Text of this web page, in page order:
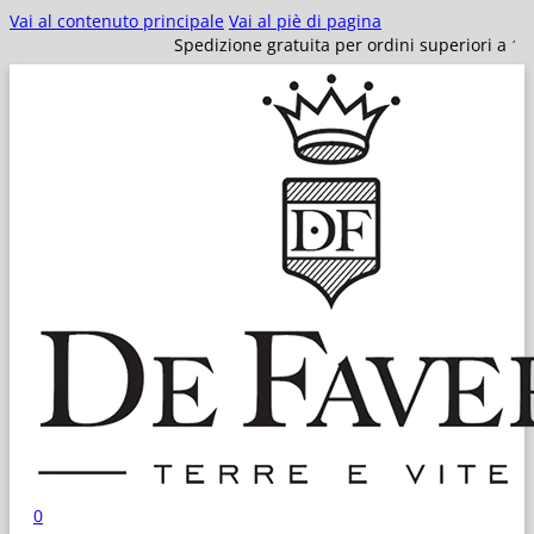
Vai al contenuto principale Vai al piè di pagina
Spedizione gratuita per ordini superiori a 100€!
0